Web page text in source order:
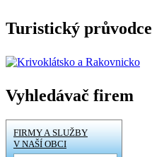
Turistický průvodce
Vyhledávač firem
FIRMY A SLUŽBY
V NAŠÍ OBCI